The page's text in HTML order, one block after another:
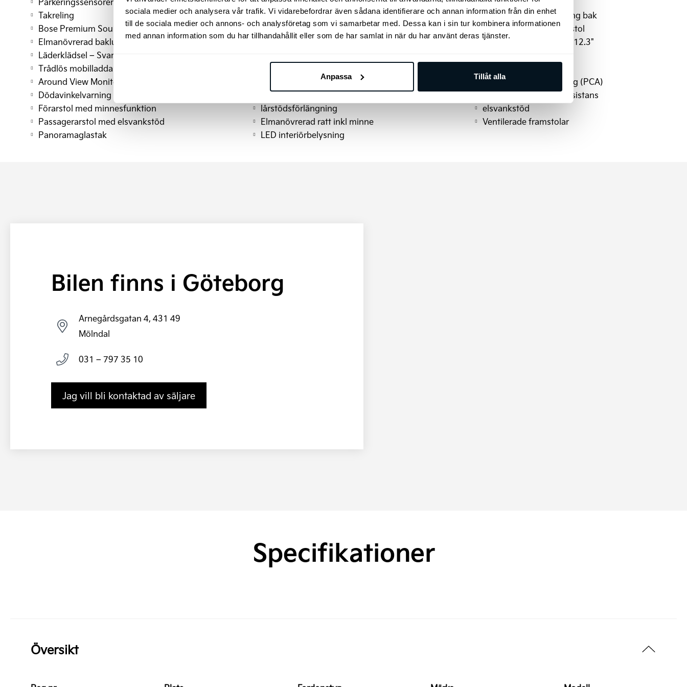
sociala medier och analysera vår trafik. Vi vidarebefordrar även sådana identifierare och annan information från din enhet
till de sociala medier och annons- och analysföretag som vi samarbetar med. Dessa kan i sin tur kombinera informationen
med annan information som du har tillhandahållit eller som de har samlat in när du har använt deras tjänster.
Anpassa Tillåt alla
Takreling
USB-laddare andra sätesraden
Automatisk nivåreglering bak
Bose Premium Sound System
Elinställbar förarstol
Elinställbar passagerarstol
Elmanövrerad baklucka
Interiör stämningsbelysning
Instrumentering digital 12.3"
Läderklädsel – Svart
Trådlös mobilladdare Qi-standard
Around View Monitor
Kamera med 360°-vy
Autobroms vid backning (PCA)
Dödavinkelvarning med bild
Fingerskanning för inställningar
Fjärrstyrd parkeringsassistans
Förarstol med minnesfunktion
lårstödsförlängning
elsvankstöd
Passagerarstol med elsvankstöd
Elmanövrerad ratt inkl minne
Ventilerade framstolar
Panoramaglastak
LED interiörbelysning
Bilen finns i Göteborg
Arnegårdsgatan 4, 431 49
Mölndal
031 – 797 35 10
Jag vill bli kontaktad av säljare
Specifikationer
Översikt